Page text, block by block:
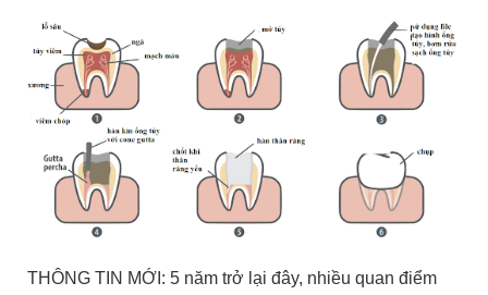
THÔNG TIN MỚI : 5 năm trở lại đây, nhiều quan điểm